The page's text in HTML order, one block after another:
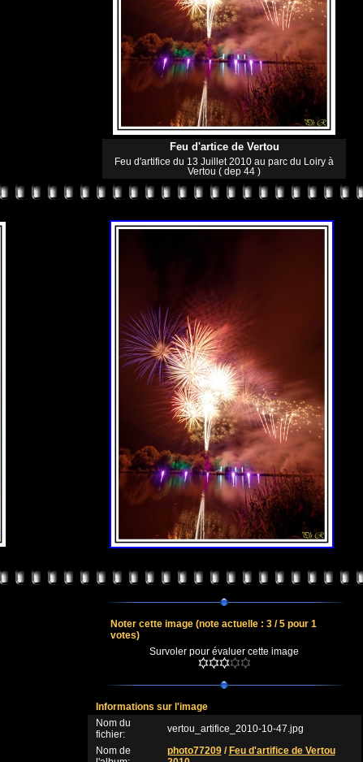
Feu d'artice de Vertou
Feu d'artifice du 13 Juillet 2010 au parc du Loiry à
Vertou ( dep 44 )
Noter cette image (note actuelle : 3 / 5 pour 1
votes)
Survoler pour évaluer cette image
Informations sur l'image
Nom du
fichier:
vertou_artifice_2010-10-47.jpg
Nom de
photo77209/ Feu d'artifice de Vertou